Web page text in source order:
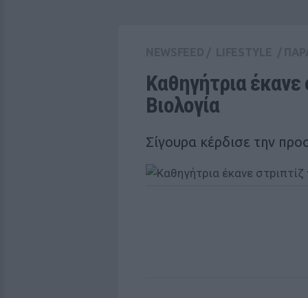
Καθηγήτρια έκανε
Βιολογία
Σίγουρα κέρδισε την